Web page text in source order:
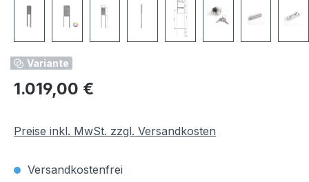
Variante
Regulärer Preis:
1.019,00 €
Preise inkl. MwSt. zzgl. Versandkosten
Versandkostenfrei